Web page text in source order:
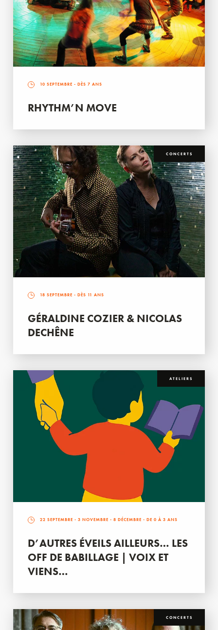
10 SEPTEMBRE - DÈS 7 ANS
RHYTHM’N MOVE
CONCERTS
18 SEPTEMBRE - DÈS 11 ANS
GÉRALDINE COZIER & NICOLAS
DECHÊNE
ATELIERS
22 SEPTEMBRE - 3 NOVEMBRE - 8 DÉCEMBRE - DE 0 À 3 ANS
D’AUTRES ÉVEILS AILLEURS… LES
OFF DE BABILLAGE | VOIX ET
VIENS…
CONCERTS